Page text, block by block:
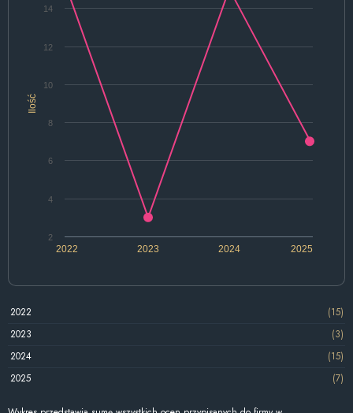
Ilość
2022 2024
2023 2025
2
4
6
8
10
12
14
2022
(15)
2023
(3)
2024
(15)
2025
(7)